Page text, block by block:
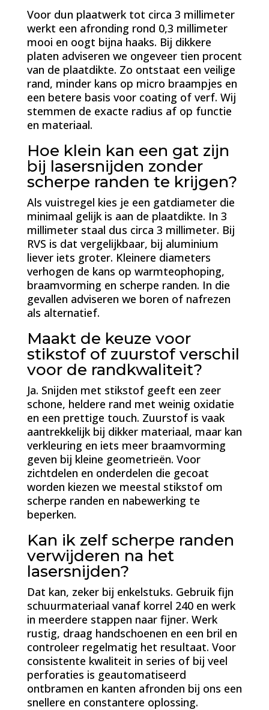
Voor dun plaatwerk tot circa 3 millimeter
werkt een afronding rond 0,3 millimeter
mooi en oogt bijna haaks. Bij dikkere
platen adviseren we ongeveer tien procent
van de plaatdikte. Zo ontstaat een veilige
rand, minder kans op micro braampjes en
een betere basis voor coating of verf. Wij
stemmen de exacte radius af op functie
en materiaal.
Hoe klein kan een gat zijn
bij lasersnijden zonder
scherpe randen te krijgen?
Als vuistregel kies je een gatdiameter die
minimaal gelijk is aan de plaatdikte. In 3
millimeter staal dus circa 3 millimeter. Bij
RVS is dat vergelijkbaar, bij aluminium
liever iets groter. Kleinere diameters
verhogen de kans op warmteophoping,
braamvorming en scherpe randen. In die
gevallen adviseren we boren of nafrezen
als alternatief.
Maakt de keuze voor
stikstof of zuurstof verschil
voor de randkwaliteit?
Ja. Snijden met stikstof geeft een zeer
schone, heldere rand met weinig oxidatie
en een prettige touch. Zuurstof is vaak
aantrekkelijk bij dikker materiaal, maar kan
verkleuring en iets meer braamvorming
geven bij kleine geometrieën. Voor
zichtdelen en onderdelen die gecoat
worden kiezen we meestal stikstof om
scherpe randen en nabewerking te
beperken.
Kan ik zelf scherpe randen
verwijderen na het
lasersnijden?
Dat kan, zeker bij enkelstuks. Gebruik fijn
schuurmateriaal vanaf korrel 240 en werk
in meerdere stappen naar fijner. Werk
rustig, draag handschoenen en een bril en
controleer regelmatig het resultaat. Voor
consistente kwaliteit in series of bij veel
perforaties is geautomatiseerd
ontbramen en kanten afronden bij ons een
snellere en constantere oplossing.